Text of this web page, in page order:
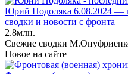
Юрий Подоляка 6.08.2024 —
сводки и новости с фронта
2.8млн.
Свежие сводки
Новое на сайте